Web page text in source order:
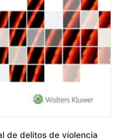
de delitos de violencia